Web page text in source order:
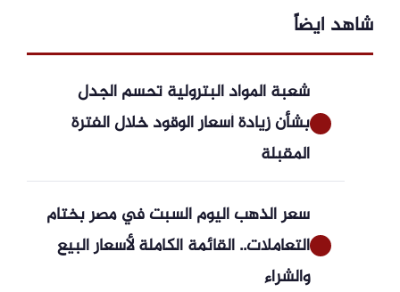
شاهد ايضاً
شعبة المواد البترولية تحسم الجدل
بشأن زيادة أسعار الوقود خلال الفترة
المقبلة
سعر الذهب اليوم السبت في مصر بختام
التعاملات.. القائمة الكاملة لأسعار البيع
والشراء